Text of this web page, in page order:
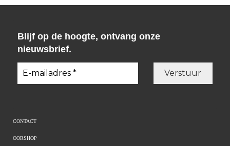
Blijf op de hoogte, ontvang onze
nieuwsbrief.
CONTACT
OORSHOP